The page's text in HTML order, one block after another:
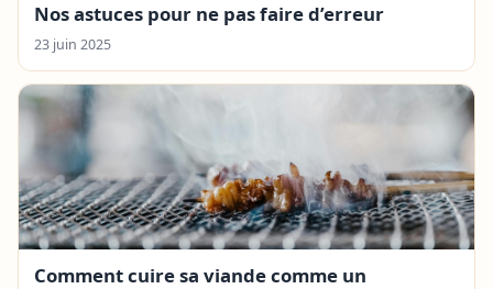
Nos astuces pour ne pas faire d’erreur
23 juin 2025
Comment cuire sa viande comme un